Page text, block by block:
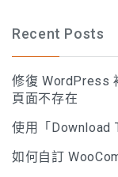
Recent Posts
修復 WordPress
頁面不存在
使用「Download
如何自訂